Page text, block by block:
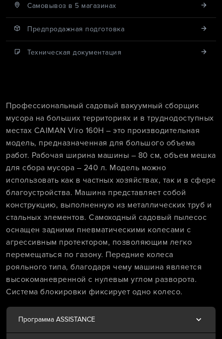
Cамовывоз в 5 магазинах
Предпродажная подготовка
Техническая документация
Профессиональный садовый вакуумный сборщик
мусора на больших территориях и в труднодоступных
местах CAIMAN Viro 160H – это производительная
модель, предназначенная для большого объема
работ. Рабочая ширина машины – 80 см, объем мешка
для сбора мусора – 240 л. Модель можно
использовать как в частных хозяйствах, так и в сфере
благоустройства. Машина представляет собой
конструкцию, выполненную из металлических труб и
стальных элементов. Самоходный садовый пылесос
оснащен задними пневматическими колесами с
агрессивным протектором, позволяющим легко
перемещаться по газону. Передние колеса
рояльного типа, благодаря чему машина является
высокоманевренной с нулевым углом разворота.
Система блокировки фиксирует одно колесо.
Программа ASSISTANCE